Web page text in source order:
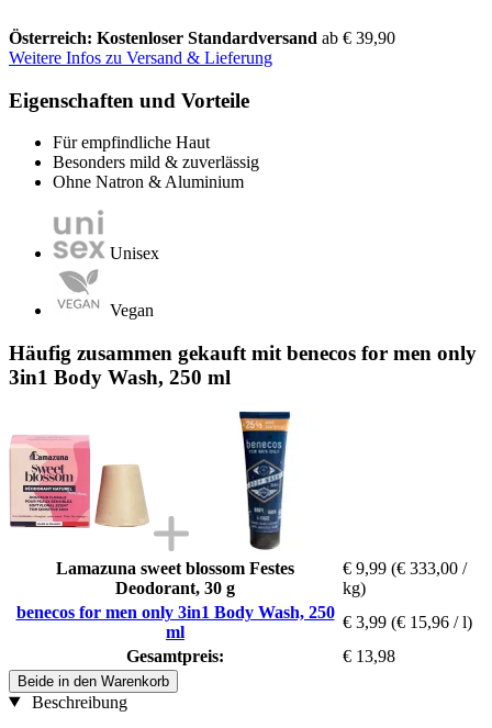
Österreich: Kostenloser Standardversand ab € 39,90
Weitere Infos zu Versand & Lieferung
Eigenschaften und Vorteile
Für empfindliche Haut
Besonders mild & zuverlässig
Ohne Natron & Aluminium
Unisex
Vegan
Häufig zusammen gekauft mit benecos for men only
3in1 Body Wash, 250 ml
Lamazuna sweet blossom Festes
Deodorant, 30 g
€ 9,99 (€ 333,00 /
kg)
benecos for men only 3in1 Body Wash, 250
ml
€ 3,99 (€ 15,96 / l)
Gesamtpreis:
€ 13,98
Beide in den Warenkorb
Beschreibung